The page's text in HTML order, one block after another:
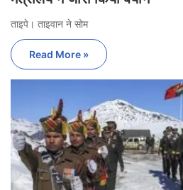
ताइपे। ताइवान ने सोम
Read More »